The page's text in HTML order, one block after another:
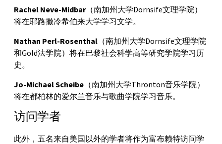
Rachel Neve-Midbar（南加州大学Dornsife文理学院）
将在耶路撒冷希伯来大学学习文学。
Nathan Perl-Rosenthal （南加州大学Dornsife文理学院
和Gold法学院）将在巴黎社会科学高等研究学院学习历
史。
Jo-Michael Scheibe （南加州大学Thronton音乐学院）
将在都柏林的爱尔兰音乐与歌曲学院学习音乐。
访问学者
此外，五名来自美国以外的学者将作为富布赖特访问学